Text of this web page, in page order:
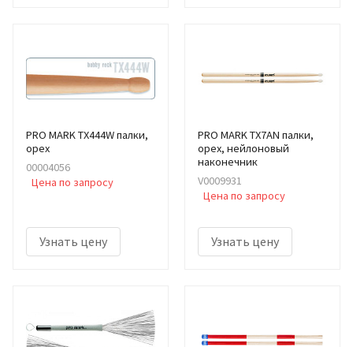
PRO MARK TX444W палки,
орех
00004056
Цена по запросу
Узнать цену
PRO MARK TX7AN палки,
орех, нейлоновый
наконечник
V0009931
Цена по запросу
Узнать цену